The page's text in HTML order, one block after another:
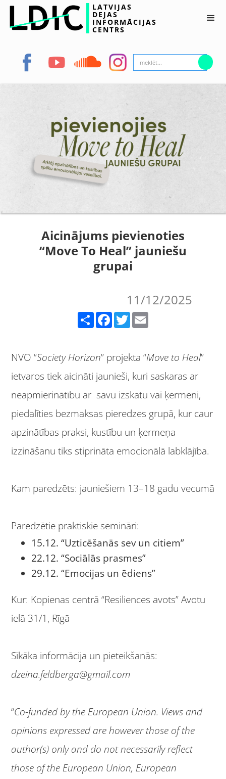
LATVIJAS
DEJAS
INFORMĀCIJAS
CENTRS
Aicinājums pievienoties
“Move To Heal” jauniešu
grupai
11/12/2025
Facebook Twitter
NVO “Society Horizon” projekta “Move to Heal”
ietvaros tiek aicināti jaunieši, kuri saskaras ar
neapmierinātību ar savu izskatu vai ķermeni,
piedalīties bezmaksas pieredzes grupā, kur caur
apzinātības praksi, kustību un ķermeņa
izzināšanu tiks stiprināta emocionālā labklājība.
Kam paredzēts: jauniešiem 13–18 gadu vecumā
Paredzētie praktiskie semināri:
15.12. “Uzticēšanās sev un citiem”
22.12. “Sociālās prasmes”
29.12. “Emocijas un ēdiens”
Kur: Kopienas centrā “Resiliences avots” Avotu
ielā 31/1, Rīgā
Sīkāka informācija un pieteikšanās:
dzeina.feldberga@gmail.com
“Co-funded by the European Union. Views and
opinions expressed are however those of the
author(s) only and do not necessarily reflect
those of the European Union, European